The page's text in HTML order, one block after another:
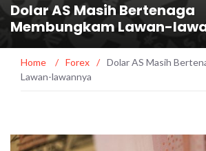
Dolar AS Masih Bertenaga
Membungkam Lawan-
Home / Forex / Dolar AS Masih
Lawan-lawannya